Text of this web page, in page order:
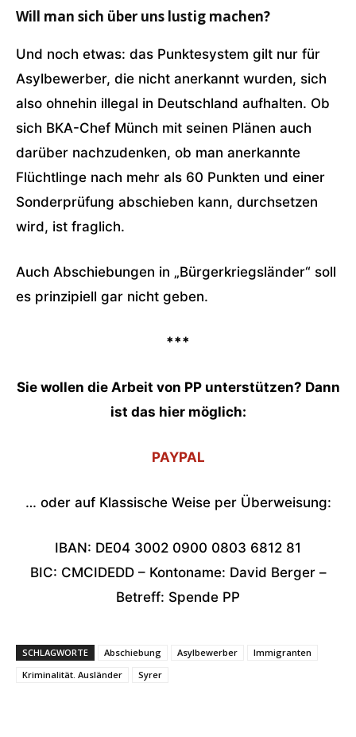
Will man sich über uns lustig machen?
Und noch etwas: das Punktesystem gilt nur für
Asylbewerber, die nicht anerkannt wurden, sich
also ohnehin illegal in Deutschland aufhalten. Ob
sich BKA-Chef Münch mit seinen Plänen auch
darüber nachzudenken, ob man anerkannte
Flüchtlinge nach mehr als 60 Punkten und einer
Sonderprüfung abschieben kann, durchsetzen
wird, ist fraglich.
Auch Abschiebungen in „Bürgerkriegsländer“ soll
es prinzipiell gar nicht geben.
***
Sie wollen die Arbeit von PP unterstützen? Dann
ist das hier möglich:
PAYPAL
… oder auf Klassische Weise per Überweisung:
IBAN: DE04 3002 0900 0803 6812 81
BIC: CMCIDEDD – Kontoname: David Berger –
Betreff: Spende PP
SCHLAGWORTE Abschiebung Asylbewerber
Immigranten
Kriminalität. Ausländer
Syrer